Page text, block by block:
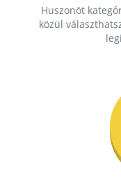
Huszonöt
közül